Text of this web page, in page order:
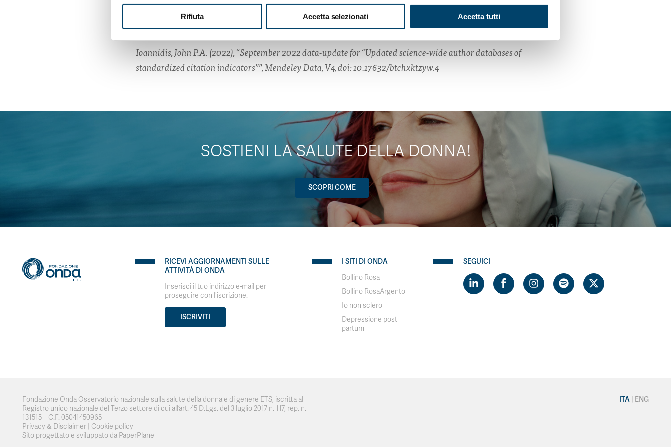
Rifiuta Accetta selezionati Accetta tutti
Idati originalisono consultabili su
https://elsevier.digitalcommonsdata.com/datasets/btchxktzyw/4
Ioannidis, John P.A. (2022), “September 2022 data-update for “Updated science-wide author databases of
standardized citation indicators””, Mendeley Data, V4, doi: 10.17632/btchxktzyw.4
SOSTIENI LA SALUTE DELLA DONNA!
SCOPRI COME
RICEVI AGGIORNAMENTI SULLE
ATTIVITÀ DI ONDA
Inserisci il tuo indirizzo e-mail per
proseguire con l'iscrizione.
ISCRIVITI
I SITI DI ONDA
Bollino Rosa
Bollino RosaArgento
Io non sclero
Depressione post
partum
SEGUICI
Fondazione Onda Osservatorio nazionale sulla salute della donna e di genere ETS, iscritta al
Registro unico nazionale del Terzo settore di cui all’art. 45 D.Lgs. del 3 luglio 2017 n. 117, rep. n.
131515 – C.F. 05041450965
Privacy & Disclaimer
Cookie policy
Sito progettato e sviluppato da PaperPlane
ITA ENG